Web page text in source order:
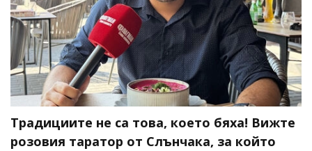
Традициите не са това, което бяха! Вижте
розовия таратор от Слънчака, за който